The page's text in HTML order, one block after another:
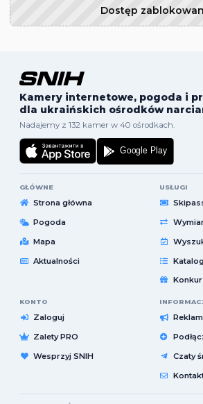
Dostęp
Kamery internetowe, pogoda i
dla ukraińskich ośrodków
Nadajemy z 132 kamer w 40 ośrodkach.
GŁÓWNE
Strona główna
Pogoda
Mapa
Aktualności
USŁUGI
KONTO
Zaloguj
Zalety PRO
Wesprzyj SNIH
Czaty